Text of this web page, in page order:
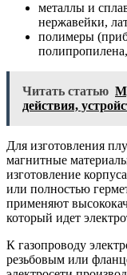
металлы и
нержавейки,
полимеры
Читать статью
действия,
Для изготовления
магнитные
изготовление
или полностью
применяют
который идет
К газопроводу
резьбовым или